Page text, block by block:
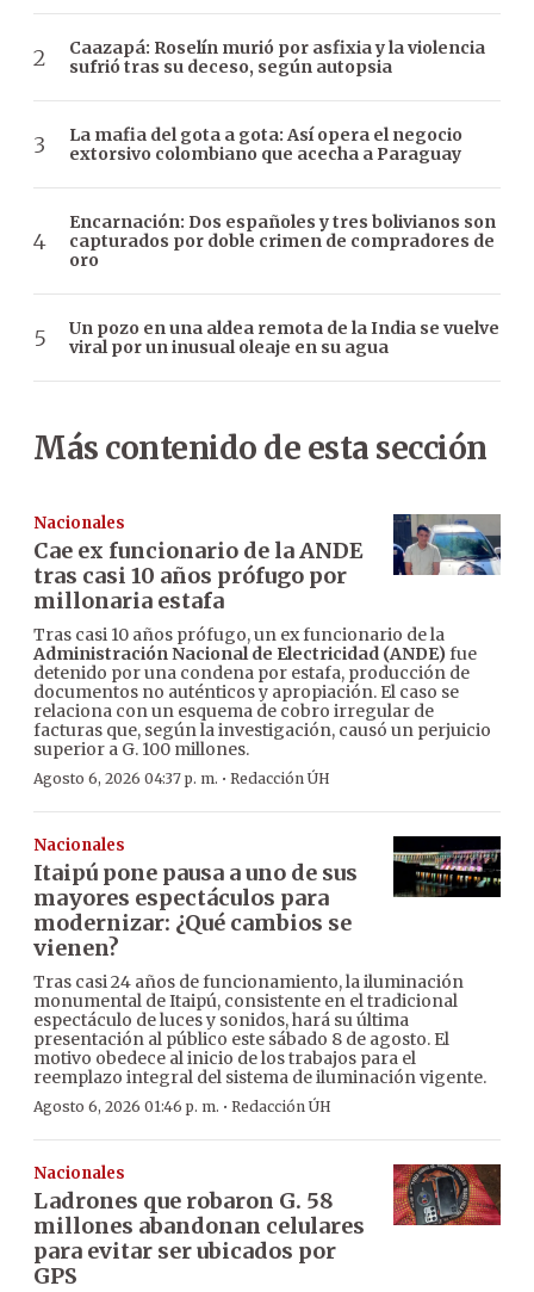
Caazapá: Roselín murió por asfixia y la violencia
sufrió tras su deceso, según autopsia
La mafia del gota a gota: Así opera el negocio
extorsivo colombiano que acecha a Paraguay
Encarnación: Dos españoles y tres bolivianos son
capturados por doble crimen de compradores de
oro
Un pozo en una aldea remota de la India se vuelve
viral por un inusual oleaje en su agua
Más contenido de esta sección
Nacionales
Cae ex funcionario de la ANDE
tras casi 10 años prófugo por
millonaria estafa
Tras casi 10 años prófugo, un ex funcionario de la
Administración Nacional de Electricidad (ANDE)fue
detenido por una condena por estafa, producción de
documentos no auténticos y apropiación. El caso se
relaciona con un esquema de cobro irregular de
facturas que, según la investigación, causó un perjuicio
superior a G. 100 millones.
Agosto 6, 2026 04:37 p. m. · Redacción ÚH
Nacionales
Itaipú pone pausa a uno de sus
mayores espectáculos para
modernizar: ¿Qué cambios se
vienen?
Tras casi 24 años de funcionamiento, la iluminación
monumental de Itaipú, consistente en el tradicional
espectáculo de luces y sonidos, hará su última
presentación al público este sábado 8 de agosto. El
motivo obedece al inicio de los trabajos para el
reemplazo integral del sistema de iluminación vigente.
Agosto 6, 2026 01:46 p. m. · Redacción ÚH
Nacionales
Ladrones que robaron G. 58
millones abandonan celulares
para evitar ser ubicados por
GPS